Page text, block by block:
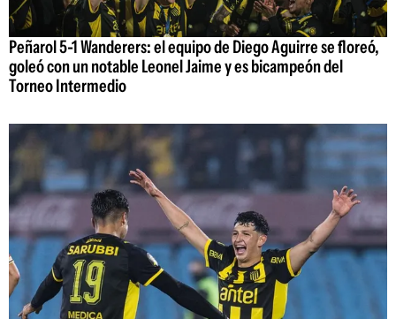
Peñarol 5-1 Wanderers: el equipo de Diego Aguirre se floreó,
goleó con un notable Leonel Jaime y es bicampeón del
Torneo Intermedio